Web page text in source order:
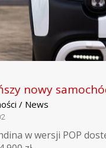
nowy
/ News
w wersji POP